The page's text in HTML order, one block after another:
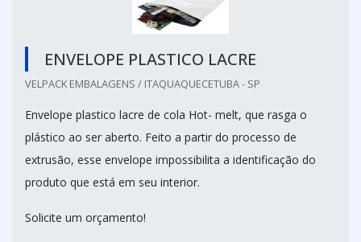
ENVELOPE PLASTICO LACRE
VELPACK EMBALAGENS / ITAQUAQUECETUBA - SP
Envelope plastico lacre de cola Hot- melt, que rasga o
plástico ao ser aberto. Feito a partir do processo de
extrusão, esse envelope impossibilita a identificação do
produto que está em seu interior.
Solicite um orçamento!